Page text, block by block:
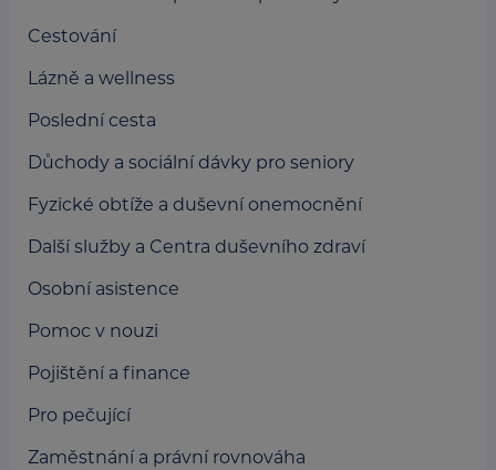
Cestování
Lázně a wellness
Poslední cesta
Důchody a sociální dávky pro seniory
Fyzické obtíže a duševní onemocnění
Další služby a Centra duševního zdraví
Osobní asistence
Pomoc v nouzi
Pojištění a finance
Pro pečující
Zaměstnání a právní rovnováha